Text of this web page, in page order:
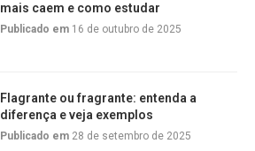
mais caem e como estudar
Publicado em 16 de outubro de 2025
Flagrante ou fragrante: entenda a
diferença e veja exemplos
Publicado em 28 de setembro de 2025